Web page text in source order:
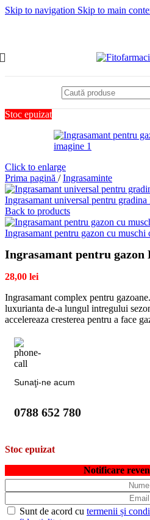
Skip to navigation Skip to main
Stoc epuizat
Click to enlarge
Prima pagină / Ingrasaminte
Ingrasamant universal pentru
Back to products
Ingrasamant pentru gazon cu
Ingrasamant pentru gazon
28,00 lei
Ingrasamant complex pentru
luxurianta de-a lungul intregului
accelereaza cresterea pentru a face
Sunaţi-ne acum
0788 652 780
Stoc epuizat
Notificare
Sunt de acord cu termenii și